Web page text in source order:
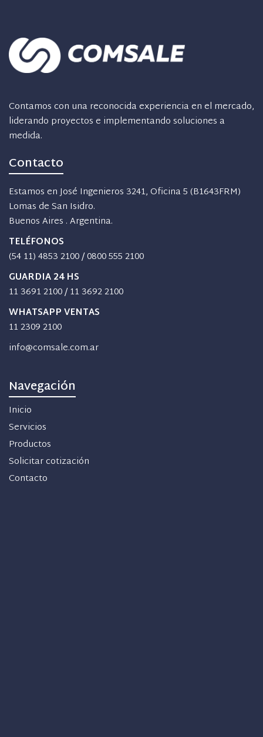
Contamos con una reconocida experiencia en el mercado,
liderando proyectos e implementando soluciones a
medida.
Contacto
Estamos en José Ingenieros 3241, Oficina 5 (B1643FRM)
Lomas de San Isidro.
Buenos Aires . Argentina.
TELÉFONOS
(54 11) 4853 2100/0800 555 2100
GUARDIA 24 HS
11 3691 2100/11 3692 2100
WHATSAPP VENTAS
11 2309 2100
info@comsale.com.ar
Navegación
Inicio
Servicios
Productos
Solicitar cotización
Contacto